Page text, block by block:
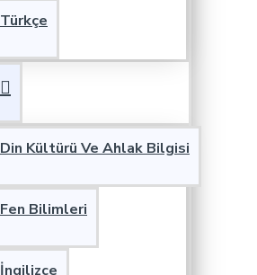
Türkçe
Din Kültürü Ve Ahlak Bilgisi
Fen Bilimleri
İngilizce